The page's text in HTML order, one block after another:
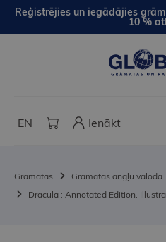
Reģistrējies un iegādājies
10 %
EN Ienākt
Grāmatas Grāmatas angļu valodā
Dracula : Annotated Edition.